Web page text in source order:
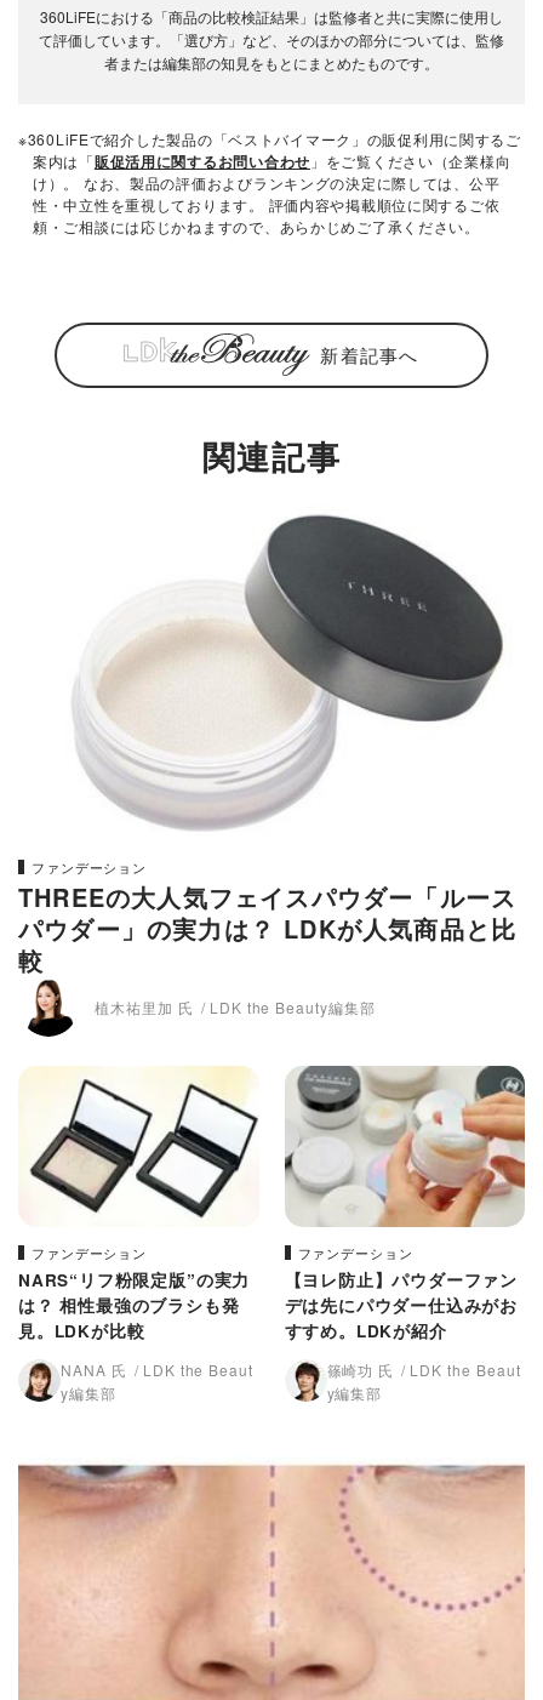
360LiFEにおける「商品の比較検証結果」は監修者と共に実際に使用し
て評価しています。「選び方」など、そのほかの部分については、監修
者または編集部の知見をもとにまとめたものです。
※360LiFEで紹介した製品の「ベストバイマーク」の販促利用に関するご
案内は「販促活用に関するお問い合わせ 」をご覧ください（企業様向
け）。 なお、製品の評価およびランキングの決定に際しては、公平
性・中立性を重視しております。 評価内容や掲載順位に関するご依
頼・ご相談には応じかねますので、あらかじめご了承ください。
新着記事へ
関連記事
ファンデーション
THREEの大人気フェイスパウダー「ルース
パウダー」の実力は？ LDKが人気商品と比
較
植木祐里加 氏 LDK the Beauty編集部
ファンデーション
NARS“リフ粉限定版”の実力
は？ 相性最強のブラシも発
見。LDKが比較
NANA 氏
LDK the Beaut
y編集部
ファンデーション
【ヨレ防止】パウダーファン
デは先にパウダー仕込みがお
すすめ。LDKが紹介
篠崎功 氏
LDK the Beaut
y編集部